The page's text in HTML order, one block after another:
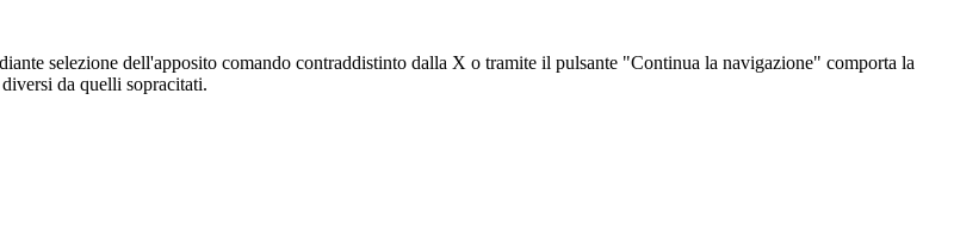
selezione dell'apposito comando contraddistinto dalla X o tramite il pulsante "Continua la navigazione" comporta la
da quelli sopracitati.